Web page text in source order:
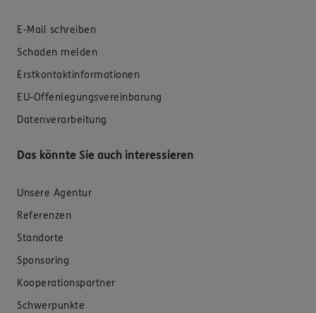
E-Mail schreiben
Schaden melden
Erstkontaktinformationen
EU-Offenlegungsvereinbarung
Datenverarbeitung
Das könnte Sie auch interessieren
Unsere Agentur
Referenzen
Standorte
Sponsoring
Kooperationspartner
Schwerpunkte